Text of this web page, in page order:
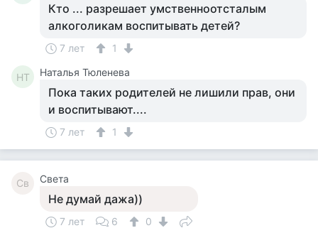
Кто ... разрешает умственноотсталым
алкоголикам воспитывать детей?
7 лет 1
НТ Наталья Тюленева
Пока таких родителей не лишили прав, они
и воспитывают....
7 лет 1
Св Света
Не думай дажа))
7 лет 6 0